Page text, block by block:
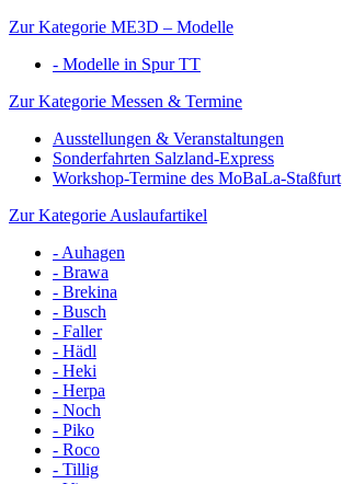
Zur Kategorie ME3D – Modelle
- Modelle in Spur TT
Zur Kategorie Messen & Termine
Ausstellungen & Veranstaltungen
Sonderfahrten Salzland-Express
Workshop-Termine des MoBaLa-Staßfurt
Zur Kategorie Auslaufartikel
- Auhagen
- Brawa
- Brekina
- Busch
- Faller
- Hädl
- Heki
- Herpa
- Noch
- Piko
- Roco
- Tillig